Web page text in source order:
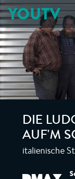
YOUTV
DIE
AUF'M
italienische